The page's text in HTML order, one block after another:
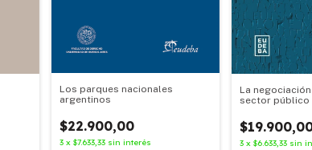
Los parques nacionales
argentinos
$22.900,00
3 x$7.633,33 sin interés
La
sector público
3 x $6.633,33 sin